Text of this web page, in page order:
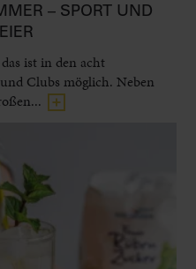
– SPORT UND
ist in den acht
Clubs möglich. Neben